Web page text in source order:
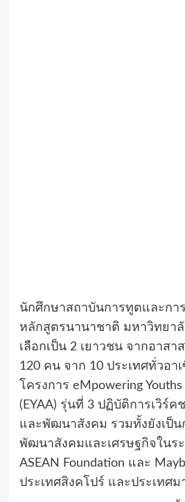
นักศึกษาสถาบันการทูตและการ
หลักสูตรนานาชาติ มหาวิทยา
เลือกเป็น 2 เยาวชน จากอาสา
120 คน จาก 10 ประเทศทั่วอา
โครงการ eMpowering Youths
(EYAA) รุ่นที่ 3 ปฏิบัติการเวิร์
และพัฒนาสังคม รวมทั้งยังเป็น
พัฒนาสังคมและเศรษฐกิจในร
ASEAN Foundation และ
ประเทศสิงคโปร์ และประเทศม